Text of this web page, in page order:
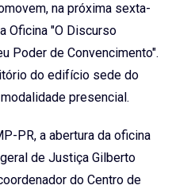
na próxima sexta-
Oficina "O Discurso
Poder de Convencimento".
do edifício sede do
presencial.
PR, a abertura da oficina
de Justiça Gilberto
do Centro de